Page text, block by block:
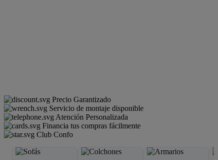
Precio Garantizado
Servicio de montaje disponible
Atención Personalizada
Financia tus compras fácilmente
Club Confo